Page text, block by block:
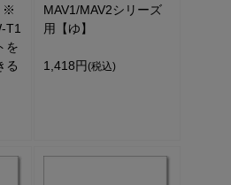
※
T1
を
る
MAV1/MAV2シリーズ
用【ゆ】
1,418円(税込)